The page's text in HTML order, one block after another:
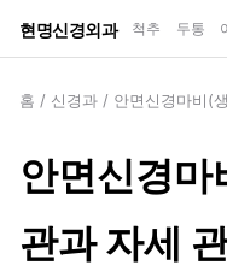
현명신경외과 척추 두통
홈 / 신경과 / 안면신경마비(
안면신경마
관과 자세